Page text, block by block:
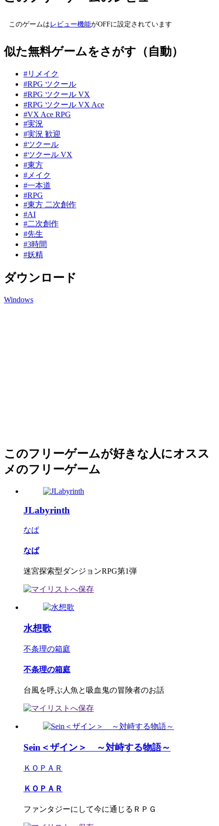
このゲームは レビュー機能がOFFに設定されています
似た無料ゲームをさがす（自動）
#リメイク
#RPG ツクール
#RPG ツクール VX
#RPG ツクール VX Ace
#VX Ace RPG
#実況
#実況 歓迎
#ツクール
#ツクール VX
#東方
#メイク
#一本道
#RPG
#東方 二次創作
#AI
#二次創作
#先生
#3時間
#妖精
ダウンロード
Windows
このフリーゲームが好きな人にオスス
メのフリーゲーム
JLabyrinth
なぱ
なぱ
迷宮探索型ダンジョンRPG第1弾
水想歌
不条理の箱庭
不条理の箱庭
台風を呼ぶ人魚と吸血鬼の冒険者のお話
Sein＜ザイン＞ ～対峙する物語～
ＫＯＰＡＲ
ＫＯＰＡＲ
ファンタジーにして今に通じるＲＰＧ